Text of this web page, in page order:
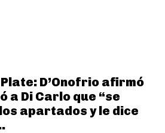
D’Onofrio afirmó
a Di Carlo que “se
apartados y le dice